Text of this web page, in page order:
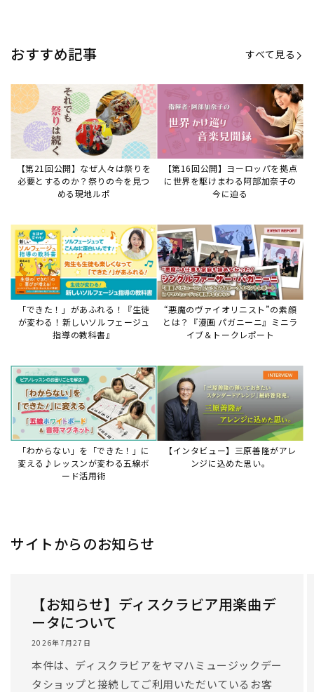
おすすめ記事 すべて見る
【第21回公開】なぜ人々は祭りを
必要とするのか？祭りの今を見つ
める現地ルポ
【第16回公開】ヨーロッパを拠点
に世界を駆けまわる阿部加奈子の
今に迫る
「できた！」があふれる！『生徒
が変わる！新しいソルフェージュ
指導の教科書』
“悪魔のヴァイオリニスト”の素顔
とは？『漫画 パガニーニ』ミニラ
イブ＆トークレポート
「わからない」を「できた！」に
変える♪レッスンが変わる五線ボ
ード活用術
【インタビュー】三原善隆がアレ
ンジに込めた思い。
サイトからのお知らせ
【お知らせ】ディスクラビア用楽曲デ
ータについて
2026年7月27日
本件は、ディスクラビアをヤマハミュージックデー
タショップと接続してご利用いただいているお客